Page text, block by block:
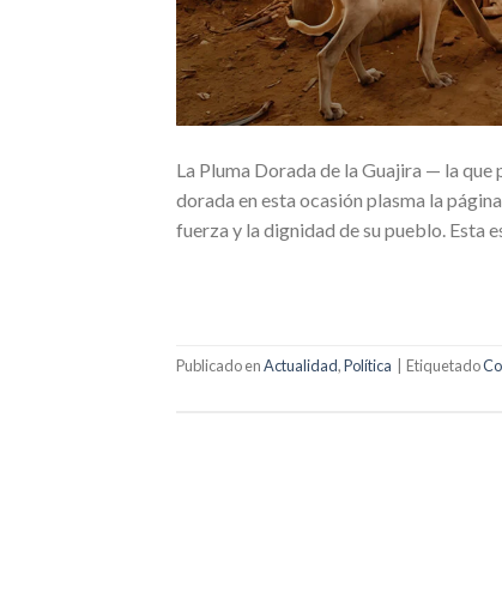
La Pluma Dorada de la Guajira — la que
dorada en esta ocasión plasma la
fuerza y la dignidad de su pueblo. Esta
Publicado enActualidad,Política Etiquetado